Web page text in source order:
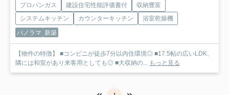
プロパンガス 建設住宅性能評価書付
収納豊富
システムキッチン
カウンターキッチン
浴室乾燥機
パノラマ 新築
【物件の特徴】 ■コンビニが徒歩7分以内住環境◎ ■17.5帖の広いLDK、
隣には和室があり来客用としても◎ ■大収納の... もっと見る